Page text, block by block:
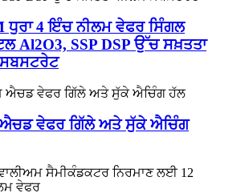
ਧੁਰਾ 4 ਇੰਚ ਨੀਲਮ ਵੇਫਰ ਸਿੰਗਲ
Al2O3, SSP DSP ਉੱਚ ਸਖ਼ਤਤਾ
ਵੇਫਰ ਗਿੱਲੇ ਅਤੇ ਸੁੱਕੇ ਐਚਿੰਗ